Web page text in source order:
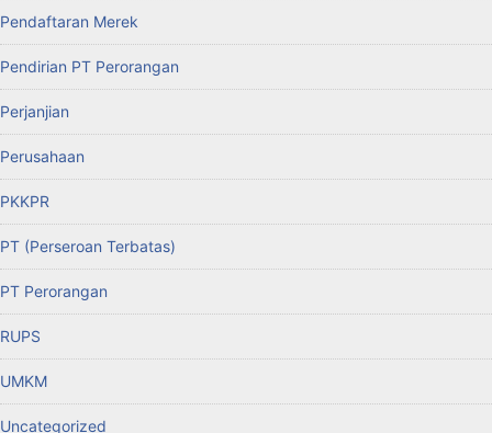
Pendaftaran Merek
Pendirian PT Perorangan
Perjanjian
Perusahaan
PKKPR
PT (Perseroan Terbatas)
PT Perorangan
RUPS
UMKM
Uncategorized